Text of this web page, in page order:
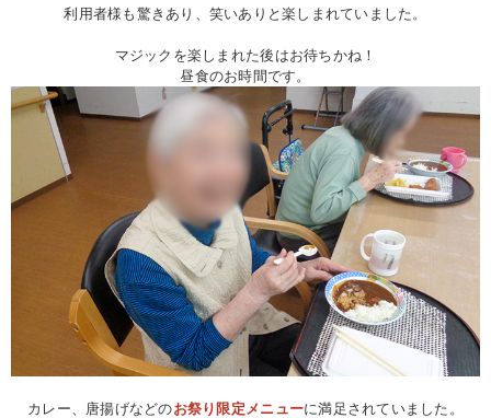
利用者様も驚きあり、笑いありと楽しまれていました。
マジックを楽しまれた後はお待ちかね！
昼食のお時間です。
カレー、唐揚げなどのお祭り限定メニューに満足されていました。